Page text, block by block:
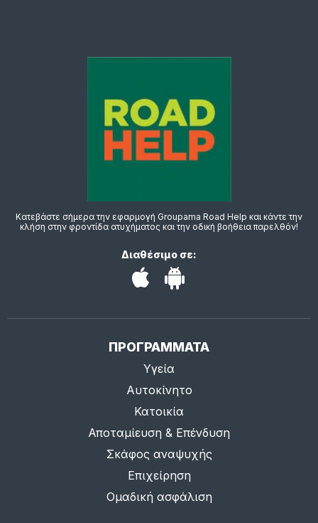
Κατεβάστε σήμερα την εφαρμογή Groupama Road Help και κάντε την
κλήση στην φροντίδα ατυχήματος και την οδική βοήθεια παρελθόν!
Διαθέσιμο σε:
ΠΡΟΓΡΑΜΜΑΤΑ
Υγεία
Αυτοκίνητο
Κατοικία
Αποταμίευση & Επένδυση
Σκάφος αναψυχής
Επιχείρηση
Ομαδική ασφάλιση